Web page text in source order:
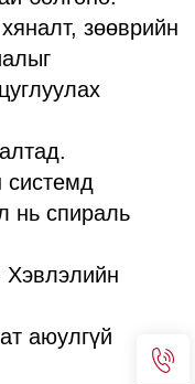
зөөврийн
системд
нь спираль
аюулгүй